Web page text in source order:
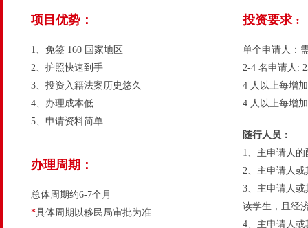
项目优势：
1、免签 160 国家地区
2、护照快速到手
3、投资入籍法案历史悠久
4、办理成本低
5、申请资料简单
办理周期：
总体周期约6-7个月
*具体周期以移民局审批为准
投资要求 :
单个申请人：
2-4 名申请人:
4 人以上每增
4 人以上每增
随行人员：
1、主申请人的
2、主申请人
3、主申请人
读学生，且经
4、主申请人